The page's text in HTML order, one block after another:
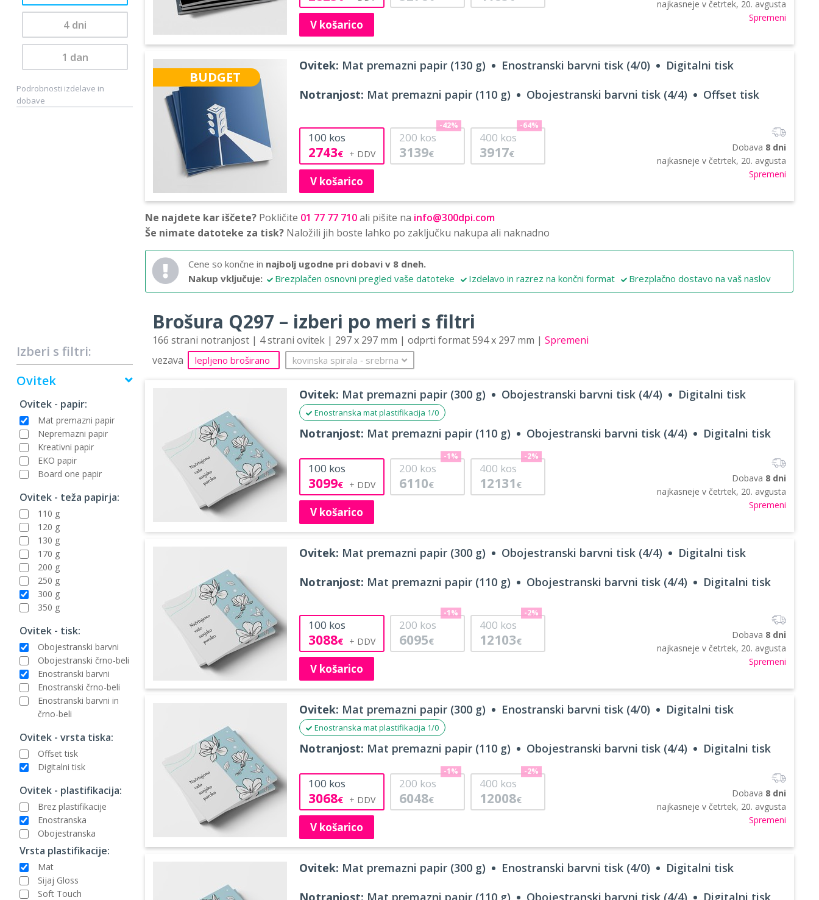
4 dni
1 dan
Podrobnosti izdelave in
dobave
Izberi s filtri:
Ovitek
Ovitek - papir:
Mat premazni papir
Nepremazni papir
Kreativni papir
EKO papir
Board one papir
Ovitek - teža papirja:
110 g
120 g
130 g
170 g
200 g
250 g
300 g
350 g
Ovitek - tisk:
Obojestranski barvni
Obojestranski črno-beli
Enostranski barvni
Enostranski črno-beli
Enostranski barvni in
črno-beli
Ovitek - vrsta tiska:
Offset tisk
Digitalni tisk
Ovitek - plastifikacija:
Brez plastifikacije
Enostranska
Obojestranska
Vrsta plastifikacije:
Mat
Sijaj Gloss
Soft Touch
V košarico
najkasneje v četrtek, 20. avgusta
Spremeni
BUDGET
Ovitek: Mat premazni papir (130 g) Enostranski barvni tisk (4/0) Digitalni tisk
Notranjost: Mat premazni papir (110 g) Obojestranski barvni tisk (4/4) Offset tisk
100 kos
2743€
200 kos
3139€
-42%
400 kos
3917€
-64%
V košarico
Dobava 8 dni
najkasneje v četrtek, 20. avgusta
Spremeni
Ne najdete kar iščete? Pokličite 01 77 77 710ali pišite na info@300dpi.com
Še nimate datoteke za tisk? Naložili jih boste lahko po zaključku nakupa ali naknadno
Cene so končne in najbolj ugodne pri dobavi v 8 dneh.
Nakup vključuje:
Brezplačen osnovni pregled vaše datoteke Izdelavo in razrez na končni format Brezplačno dostavo na vaš naslov
Brošura Q297 – izberi po meri s filtri
166 strani notranjost | 4 strani ovitek | 297 x 297 mm | odprti format 594 x 297 mm | Spremeni
vezava
lepljeno broširano kovinska spirala ‐ srebrna
Ovitek: Mat premazni papir (300 g) Obojestranski barvni tisk (4/4) Digitalni tisk
Enostranska mat plastifikacija 1/0
Notranjost: Mat premazni papir (110 g) Obojestranski barvni tisk (4/4) Digitalni tisk
100 kos
3099€
200 kos
6110€
-1%
400 kos
12131 €
-2%
V košarico
Dobava 8 dni
najkasneje v četrtek, 20. avgusta
Spremeni
Ovitek: Mat premazni papir (300 g) Obojestranski barvni tisk (4/4) Digitalni tisk
Notranjost: Mat premazni papir (110 g) Obojestranski barvni tisk (4/4) Digitalni tisk
100 kos
3088€
200 kos
6095€
-1%
400 kos
12103€
-2%
V košarico
Dobava 8 dni
najkasneje v četrtek, 20. avgusta
Spremeni
Ovitek: Mat premazni papir (300 g) Enostranski barvni tisk (4/0) Digitalni tisk
Enostranska mat plastifikacija 1/0
Notranjost: Mat premazni papir (110 g) Obojestranski barvni tisk (4/4) Digitalni tisk
100 kos
3068€
200 kos
6048€
-1%
400 kos
12008€
-2%
V košarico
Dobava 8 dni
najkasneje v četrtek, 20. avgusta
Spremeni
Ovitek: Mat premazni papir (300 g) Enostranski barvni tisk (4/0) Digitalni tisk
Notranjost: Mat premazni papir (110 g) Obojestranski barvni tisk (4/4) Digitalni tisk